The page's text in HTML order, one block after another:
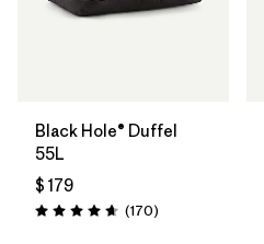
Black Hole® Duffel
55L
$ 179
Valoración: 4.6 / 5
(170Comentarios
)